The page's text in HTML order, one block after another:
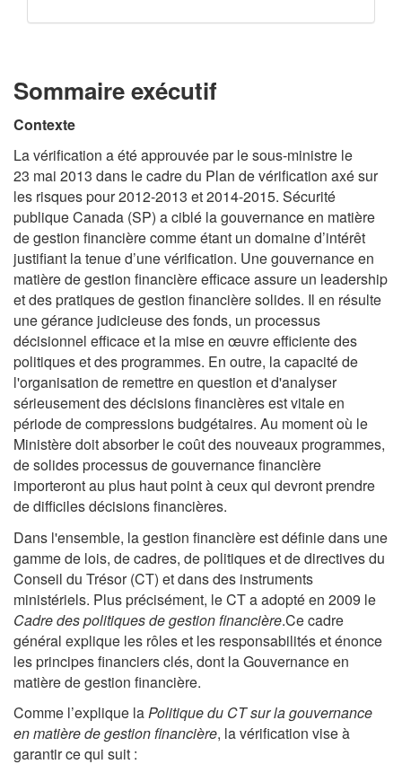
Sommaire exécutif
Contexte
La vérification a été approuvée par le sous-ministre le
23 mai 2013 dans le cadre du Plan de vérification axé sur
les risques pour 2012-2013 et 2014-2015. Sécurité
publique Canada (SP) a ciblé la gouvernance en matière
de gestion financière comme étant un domaine d’intérêt
justifiant la tenue d’une vérification. Une gouvernance en
matière de gestion financière efficace assure un leadership
et des pratiques de gestion financière solides. Il en résulte
une gérance judicieuse des fonds, un processus
décisionnel efficace et la mise en œuvre efficiente des
politiques et des programmes. En outre, la capacité de
l'organisation de remettre en question et d'analyser
sérieusement des décisions financières est vitale en
période de compressions budgétaires. Au moment où le
Ministère doit absorber le coût des nouveaux programmes,
de solides processus de gouvernance financière
importeront au plus haut point à ceux qui devront prendre
de difficiles décisions financières.
Dans l'ensemble, la gestion financière est définie dans une
gamme de lois, de cadres, de politiques et de directives du
Conseil du Trésor (CT) et dans des instruments
ministériels. Plus précisément, le CT a adopté en 2009 le
Cadre des politiques de gestion financière.Ce cadre
général explique les rôles et les responsabilités et énonce
les principes financiers clés, dont la Gouvernance en
matière de gestion financière.
Comme l’explique laPolitique du CT sur la gouvernance
en matière de gestion financière, la vérification vise à
garantir ce qui suit :